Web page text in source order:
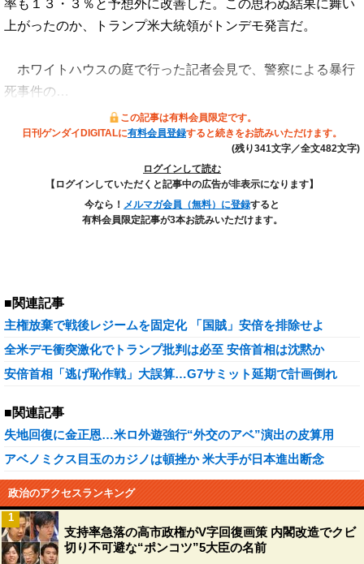
率も１３・３％と予想外に改善した。この思わぬ結果に舞い
上がったのか、トランプ米大統領がトンデモ発言だ。
ホワイトハウスの庭で行った記者会見で、警察による暴行
死事件の…
この記事は有料会員限定です。
日刊ゲンダイDIGITALに有料会員登録すると続きをお読みいただけます。
(残り341文字／全文482文字)
ログインして読む
【ログインしていただくと記事中の広告が非表示になります】
今なら！ メルマガ会員（無料）に登録すると
有料会員限定記事が3本お読みいただけます。
■関連記事
主権放棄で戦後レジームを固定化 「国賊」安倍を排除せよ
全米デモ衝突激化でトランプ批判は必至 安倍首相は沈黙か
安倍首相「逃げ恥作戦」大誤算…G7サミット延期で計画倒れ
■関連記事
失地回復に金正恩…米ロ外遊強行“外交のアベ”演出の皮算用
アベノミクス目玉のカジノは頓挫か 米大手が日本進出断念
政治のアクセスランキング
支持率急落の高市政権がV字回復画策 内閣改造でクビ
切り不可避な“ポンコツ”5大臣の名前
1